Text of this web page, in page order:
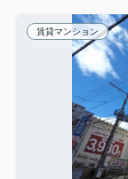
賃貸マンション